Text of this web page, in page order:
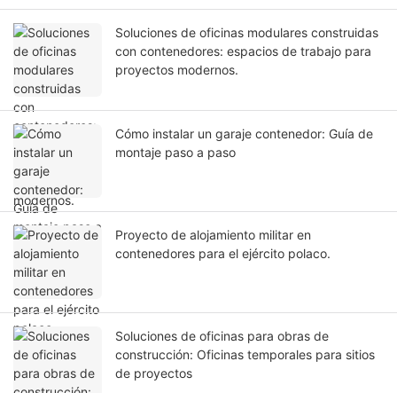
Soluciones de oficinas modulares construidas
con contenedores: espacios de trabajo para
proyectos modernos.
Cómo instalar un garaje contenedor: Guía de
montaje paso a paso
Proyecto de alojamiento militar en
contenedores para el ejército polaco.
Soluciones de oficinas para obras de
construcción: Oficinas temporales para sitios
de proyectos